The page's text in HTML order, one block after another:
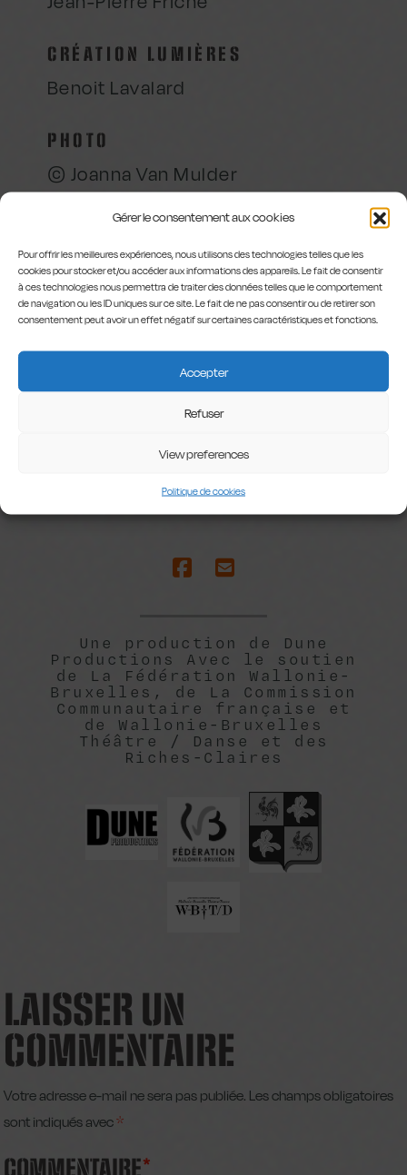
Gérer le consentement aux cookies
Pour offrir les meilleures expériences, nous utilisons des technologies telles que les
cookies pour stocker et/ou accéder aux informations des appareils. Le fait de consentir
à ces technologies nous permettra de traiter des données telles que le comportement
de navigation ou les ID uniques sur ce site. Le fait de ne pas consentir ou de retirer son
consentement peut avoir un effet négatif sur certaines caractéristiques et fonctions.
Accepter
Refuser
View preferences
Politique de cookies
CRÉATION LUMIÈRES
Benoit Lavalard
PHOTO
© Joanna Van Mulder
Regard extérieur
Bénédicte Davin
Une production de Dune
Productions Avec le soutien
de La Fédération Wallonie-
Bruxelles, de La Commission
Communautaire française et
de Wallonie-Bruxelles
Théâtre / Danse et des
Riches-Claires
LAISSER UN
COMMENTAIRE
Votre adresse e-mail ne sera pas publiée. Les champs obligatoires
sont indiqués avec*